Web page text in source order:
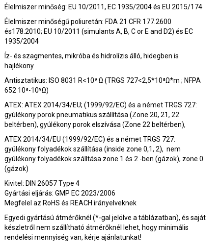
Élelmiszer minőség: EU 10/2011, EC 1935/2004 és EU 2015/174
Élelmiszer minőségű poliuretán: FDA 21 CFR 177.2600
és178.2010; EU 10/2011 (simulants A, B, C or E and D2) és EC
1935/2004
Íz- és szagmentes, mikróba és hidrolízis álló, hidegben is
hajlékony
Antisztatikus: ISO 8031 R<10⁹ Ω (TRGS 727<2,5*10⁸Ω*m ; NFPA
652 10⁸-10⁹Ω)
ATEX: ATEX 2014/34/EU; (1999/92/EC) és a német TRGS 727:
gyúlékony porok pneumatikus szállítása (Zone 20, 21, 22
beltérben), gyúlékony porok elszívása (Zone 22 beltérben),
ATEX 2014/34/EU (1999/92/EC) és a német TRGS 727:
gyúlékony folyadékok szállítása (inside zone 0,1, 2), nem
gyúlékony folyadékok szálltása zone 1 és 2 -ben (gázok), zone 0
(gázok)
Kivitel: DIN 26057 Type 4
Gyártási eljárás: GMP EC 2023/2006
Megfelel az RoHS és REACH irányelveknek
Egyedi gyártású átmérőknél (*-gal jelölve a táblázatban), és saját
készletről nem szállítható átmérőknél lehet, hogy minimális
rendelési mennyiség van, kérje ajánlatunkat!